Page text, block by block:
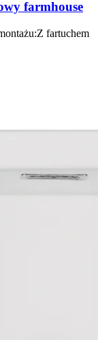
farmhouse
:Z fartuchem